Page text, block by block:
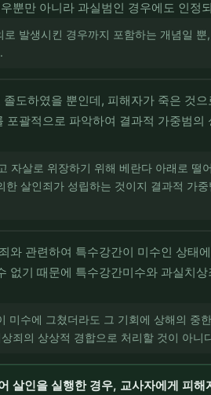
뿐만 아니라 과실범인 경우에도 인정
발생시킨 경우까지 포함하는 개념일 뿐
도하였을 뿐인데, 피해자가 죽은 것
괄적으로 파악하여 결과적 가중범의
자살로 위장하기 위해 베란다 아래로 떨
살인죄가 성립하는 것이지 결과적 가
와 관련하여 특수강간이 미수인 상태
없기 때문에 특수강간미수와 과실치
미수에 그쳤더라도 그 기회에 상해의 중
죄의 상상적 경합으로 처리할 것이 아니
살인을 실행한 경우, 교사자에게 피해